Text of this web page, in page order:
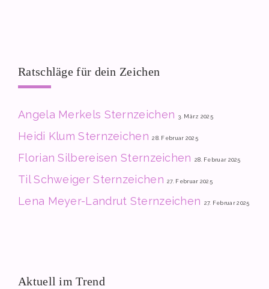
Ratschläge für dein Zeichen
Angela Merkels Sternzeichen 3. März 2025
Heidi Klum Sternzeichen 28. Februar 2025
Florian Silbereisen Sternzeichen 28. Februar 2025
Til Schweiger Sternzeichen 27. Februar 2025
Lena Meyer-Landrut Sternzeichen 27. Februar 2025
Aktuell im Trend